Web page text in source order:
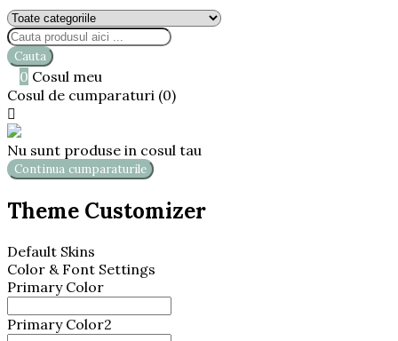
Cauta
0 Cosul meu
Cosul de cumparaturi (0)

Nu sunt produse in cosul tau
Continua cumparaturile
Theme Customizer
Default Skins
Color & Font Settings
Primary Color
Primary Color2